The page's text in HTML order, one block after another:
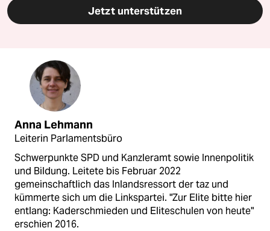
Jetzt unterstützen
Anna Lehmann
Leiterin Parlamentsbüro
Schwerpunkte SPD und Kanzleramt sowie Innenpolitik
und Bildung. Leitete bis Februar 2022
gemeinschaftlich das Inlandsressort der taz und
kümmerte sich um die Linkspartei. "Zur Elite bitte hier
entlang: Kaderschmieden und Eliteschulen von heute"
erschien 2016.